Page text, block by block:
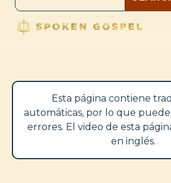
Esta página contiene
automáticas, por lo que
errores. El video de esta
en inglés.